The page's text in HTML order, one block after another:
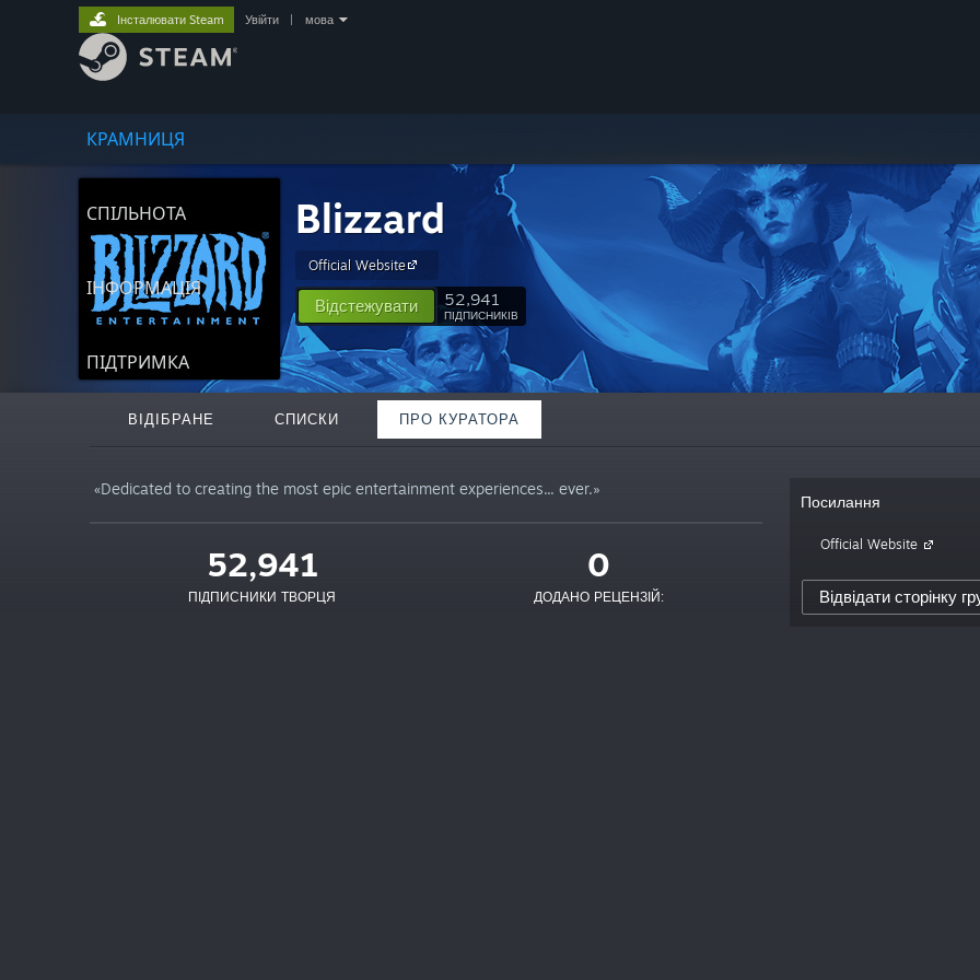
КРАМНИЦЯ
СПІЛЬНОТА
ІНФОРМАЦІЯ
ПІДТРИМКА
Інсталювати Steam Увійти мова
Blizzard
Official Website
Відстежувати 52,941
ПІДПИСНИКІВ
ВІДІБРАНЕ СПИСКИ ПРО КУРАТОРА
«Dedicated to creating the most epic entertainment experiences... ever.»
52,941
ПІДПИСНИКИ ТВОРЦЯ
0
ДОДАНО РЕЦЕНЗІЙ:
Посилання
Official Website
Відвідати сторінку